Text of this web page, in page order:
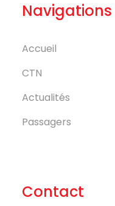
Navigations
Accueil
CTN
Actualités
Passagers
Contact